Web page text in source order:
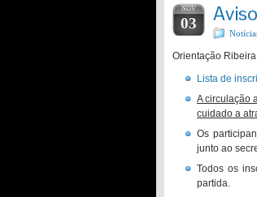
NOV
03
Orientação
Lista de
A circulação
cuidado a
Os
junto ao
Todos os
partida.